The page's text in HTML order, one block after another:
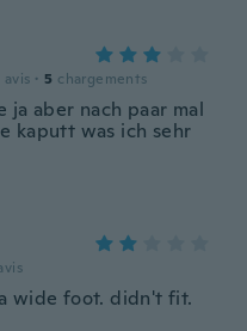
avis · 5 chargements
ja aber nach paar mal
kaputt was ich sehr
wide foot. didn't fit.